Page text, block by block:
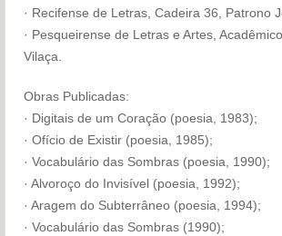
· Recifense de Letras, Cadeira 36, Patrono
· Pesqueirense de Letras e Artes,
Vilaça.
Obras Publicadas:
· Digitais de um Coração (poesia, 1983);
· Ofício de Existir (poesia, 1985);
· Vocabulário das Sombras (poesia, 1990);
· Alvoroço do Invisível (poesia, 1992);
· Aragem do Subterrâneo (poesia, 1994);
· Vocabulário das Sombras (1990);